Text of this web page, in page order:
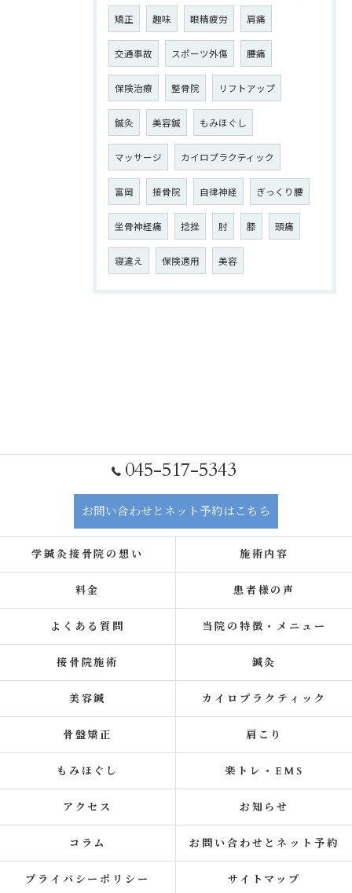
矯正 趣味 眼精疲労 肩痛
交通事故 スポーツ外傷 腰痛
保険治療 整骨院 リフトアップ
鍼灸 美容鍼 もみほぐし
マッサージ カイロプラクティック
富岡 接骨院 自律神経 ぎっくり腰
坐骨神経痛 捻挫 肘 膝 頭痛
寝違え 保険適用 美容
045-517-5343
お問い合わせとネット予約はこちら
学鍼灸接骨院の想い 施術内容
料金 患者様の声
よくある質問 当院の特徴・メニュー
接骨院施術 鍼灸
美容鍼 カイロプラクティック
骨盤矯正 肩こり
もみほぐし 楽トレ・EMS
アクセス お知らせ
コラム お問い合わせとネット予約
プライバシーポリシー サイトマップ